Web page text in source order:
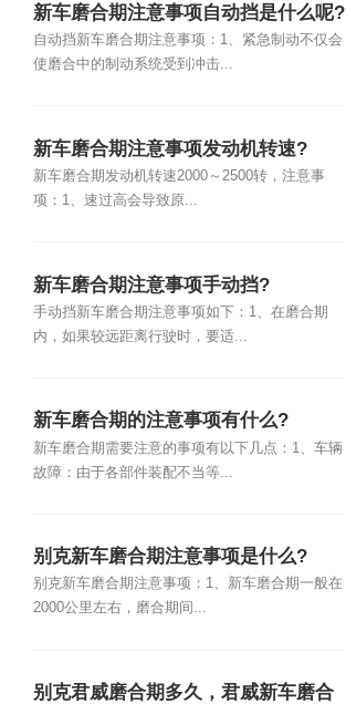
新车磨合期注意事项自动挡是什么呢?
自动挡新车磨合期注意事项：1、紧急制动不仅会
使磨合中的制动系统受到冲击...
新车磨合期注意事项发动机转速?
新车磨合期发动机转速2000～2500转，注意事
项：1、速过高会导致原...
新车磨合期注意事项手动挡?
手动挡新车磨合期注意事项如下：1、在磨合期
内，如果较远距离行驶时，要适...
新车磨合期的注意事项有什么?
新车磨合期需要注意的事项有以下几点：1、车辆
故障：由于各部件装配不当等...
别克新车磨合期注意事项是什么?
别克新车磨合期注意事项：1、新车磨合期一般在
2000公里左右，磨合期间...
别克君威磨合期多久，君威新车磨合